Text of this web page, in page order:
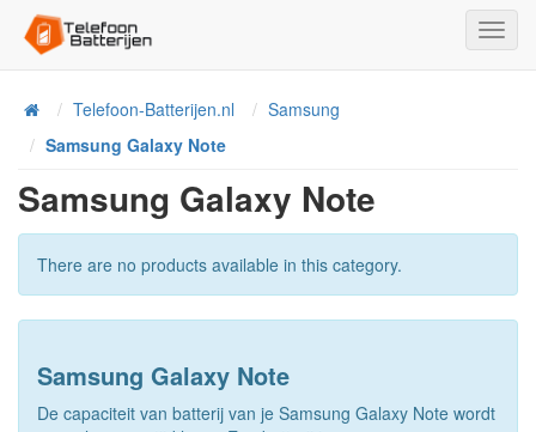
HomeTelefoon-Batterijen.nl
Samsung
Samsung Galaxy Note
Samsung Galaxy Note
There are no products available in this category.
Samsung Galaxy Note
De capaciteit van batterij van je Samsung Galaxy Note wordt